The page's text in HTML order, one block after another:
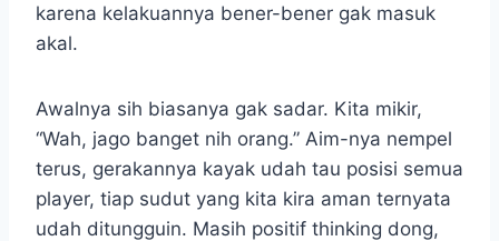
karena kelakuannya bener-bener gak masuk
akal.
Awalnya sih biasanya gak sadar. Kita mikir,
“Wah, jago banget nih orang.” Aim-nya nempel
terus, gerakannya kayak udah tau posisi semua
player, tiap sudut yang kita kira aman ternyata
udah ditungguin. Masih positif thinking dong,